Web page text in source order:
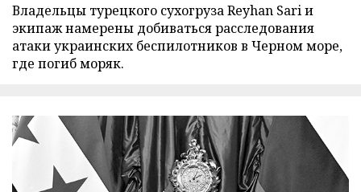
Владельцы турецкого сухогруза Reyhan Sari и
экипаж намерены добиваться расследования
атаки украинских беспилотников в Черном море,
где погиб моряк.